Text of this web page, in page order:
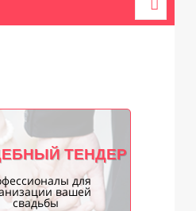
ТЕНДЕР
для
вашей
свадьбы